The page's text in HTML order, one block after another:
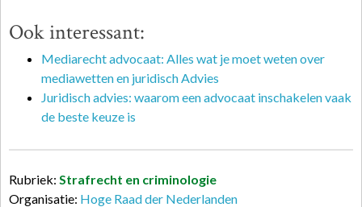
Ook interessant:
Mediarecht advocaat: Alles wat je moet weten over
mediawetten en juridisch Advies
Juridisch advies: waarom een advocaat inschakelen vaak
de beste keuze is
Rubriek: Strafrecht en criminologie
Organisatie: Hoge Raad der Nederlanden